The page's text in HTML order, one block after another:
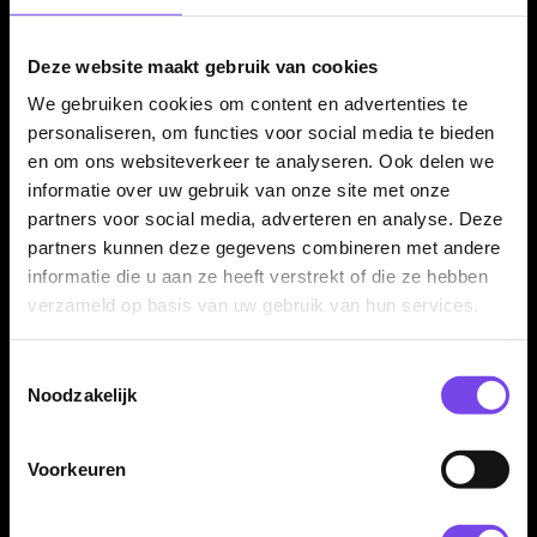
Deze website maakt gebruik van cookies
We gebruiken cookies om content en advertenties te
personaliseren, om functies voor social media te bieden
en om ons websiteverkeer te analyseren. Ook delen we
informatie over uw gebruik van onze site met onze
partners voor social media, adverteren en analyse. Deze
partners kunnen deze gegevens combineren met andere
informatie die u aan ze heeft verstrekt of die ze hebben
verzameld op basis van uw gebruik van hun services.
Noodzakelijk
Voorkeuren
als complete set van drie dartpijlen, inclusief Black Supergrip
midi shafts en 100 micron Control flights. Daardoor kun je
direct spelen met een complete Harrows Control setup.
Kenmerken van de Harrows Control Parallel 80% Dartpijlen
✓ Originele Harrows Control Parallel steeltip dartpijlen
✓ Gemaakt van 80% tungsten
✓
Parallel barrelprofiel
Match weighed tot +/- 0.05 gram
✓ Inclusief Black Supergrip midi shafts en 100 micron